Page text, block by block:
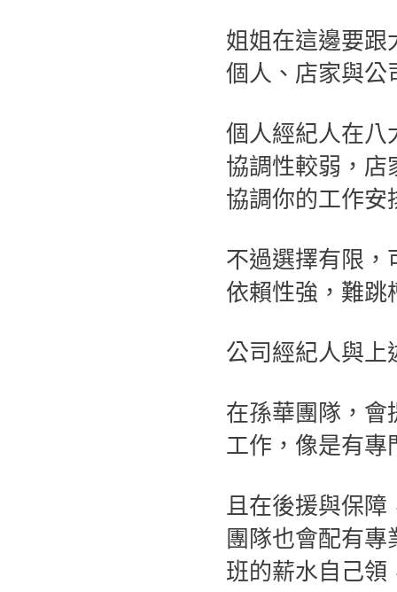
姐姐在這邊要跟
個人、店家與公
個人經紀人在八
協調性較弱，店
協調你的工作安
不過選擇有限，
依賴性強，難跳
公司經紀人與上
在孫華團隊，會
工作，像是有專
且在後援與保障
團隊也會配有
班的薪水自己領